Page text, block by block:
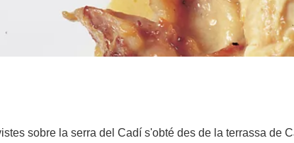
sobre la serra del Cadí s'obté des de la terrassa de